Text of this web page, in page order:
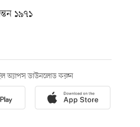
১৯৭১
অ্যাপস ডাউনলোড করুন